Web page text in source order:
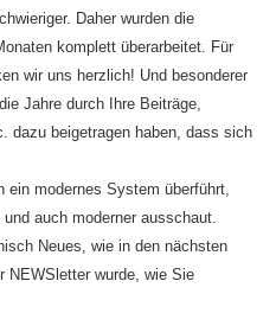
Daher wurden die
komplett überarbeitet. Für
wir uns herzlich! Und besonderer
Jahre durch Ihre Beiträge,
dazu beigetragen haben, dass sich
ein modernes System überführt,
auch moderner ausschaut.
Neues, wie in den nächsten
NEWSletter wurde, wie Sie